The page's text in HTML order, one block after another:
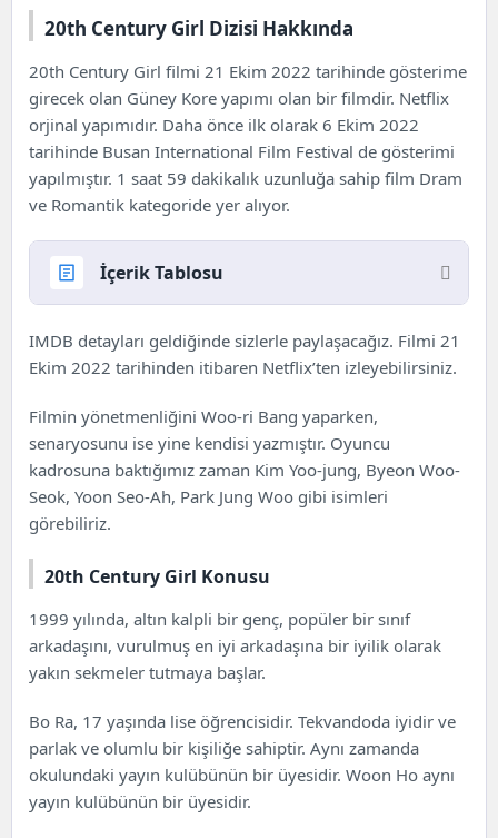
20th Century Girl Dizisi Hakkında
20th Century Girl filmi 21 Ekim 2022 tarihinde gösterime
girecek olan Güney Kore yapımı olan bir filmdir. Netflix
orjinal yapımıdır. Daha önce ilk olarak 6 Ekim 2022
tarihinde Busan International Film Festival de gösterimi
yapılmıştır. 1 saat 59 dakikalık uzunluğa sahip film Dram
ve Romantik kategoride yer alıyor.
İçerik Tablosu
20th Century Girl Dizisi Hakkında
20th Century Girl Konusu
IMDB detayları geldiğinde sizlerle paylaşacağız. Filmi 21
Ekim 2022 tarihinden itibaren Netflix’ten izleyebilirsiniz.
Filmin yönetmenliğini Woo-ri Bang yaparken,
senaryosunu ise yine kendisi yazmıştır. Oyuncu
kadrosuna baktığımız zaman Kim Yoo-jung, Byeon Woo-
Seok, Yoon Seo-Ah, Park Jung Woo gibi isimleri
görebiliriz.
20th Century Girl Konusu
1999 yılında, altın kalpli bir genç, popüler bir sınıf
arkadaşını, vurulmuş en iyi arkadaşına bir iyilik olarak
yakın sekmeler tutmaya başlar.
Bo Ra, 17 yaşında lise öğrencisidir. Tekvandoda iyidir ve
parlak ve olumlu bir kişiliğe sahiptir. Aynı zamanda
okulundaki yayın kulübünün bir üyesidir. Woon Ho aynı
yayın kulübünün bir üyesidir.